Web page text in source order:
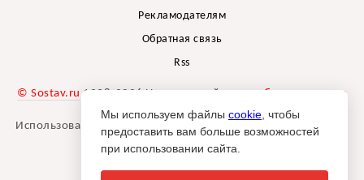
Рекламодателям
Обратная связь
Rss
© Sostav.ru 1998-2026 Независимый проектбрендингового
агентства Depot
Использование материалов Sostav.ru допустимо только при
указании источника.
Мы используем файлы cookie , чтобы
предоставить вам больше возможностей
при использовании сайта.